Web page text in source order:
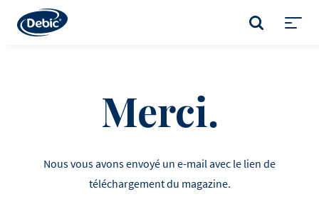
main
RECHERCHE
Merci.
Nous vous avons envoyé un e-mail avec le lien de
téléchargement du magazine.